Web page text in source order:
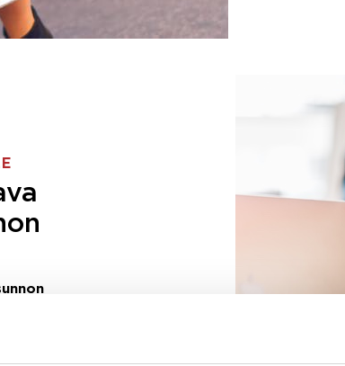
juuri sinulle
vaivaa sen